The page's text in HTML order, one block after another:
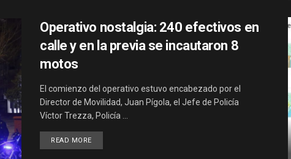
Operativo nostalgia: 240 efectivos en
calle y en la previa se incautaron 8
motos
El comienzo del operativo estuvo encabezado por el
Director de Movilidad, Juan Pígola, el Jefe de Policía
Víctor Trezza, Policía ...
READ MOREDETAILS